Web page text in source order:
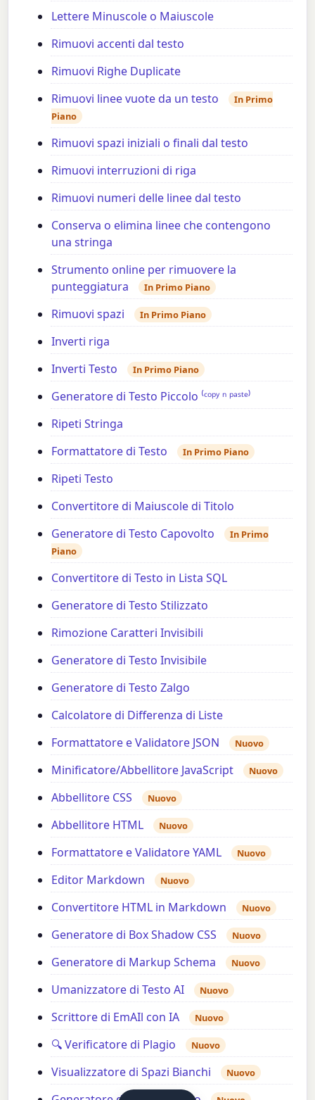
Lettere Minuscole o Maiuscole
Rimuovi accenti dal testo
Rimuovi Righe Duplicate
Rimuovi linee vuote da un testo
In Primo
Piano
Rimuovi spazi iniziali o finali dal testo
Rimuovi interruzioni di riga
Rimuovi numeri delle linee dal testo
Conserva o elimina linee che contengono
una stringa
Strumento online per rimuovere la
punteggiatura
In Primo Piano
Rimuovi spazi In Primo Piano
Inverti riga
Inverti Testo
In Primo Piano
Generatore di Testo Piccolo ⁽ᶜᵒᵖʸ ⁿ ᵖᵃˢᵗᵉ⁾
Ripeti Stringa
Formattatore di Testo
In Primo Piano
Ripeti Testo
Convertitore di Maiuscole di Titolo
Generatore di Testo Capovolto
In Primo
Piano
Convertitore di Testo in Lista SQL
Generatore di Testo Stilizzato
Rimozione Caratteri Invisibili
Generatore di Testo Invisibile
Generatore di Testo Zalgo
Calcolatore di Differenza di Liste
Formattatore e Validatore JSON
Nuovo
Minificatore/Abbellitore JavaScript Nuovo
Abbellitore CSS Nuovo
Abbellitore HTML Nuovo
Formattatore e Validatore YAML Nuovo
Editor Markdown Nuovo
Convertitore HTML in Markdown Nuovo
Generatore di Box Shadow CSS Nuovo
Generatore di Markup Schema Nuovo
Umanizzatore di Testo AI Nuovo
Scrittore di EmAIl con IA Nuovo
🔍 Verificatore di Plagio Nuovo
Visualizzatore di Spazi Bianchi Nuovo